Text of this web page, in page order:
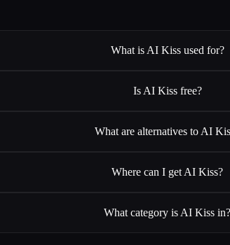
What is AI Kiss used for?
Is AI Kiss free?
What are alternatives to AI
Where can I get AI Kiss?
What category is AI Kiss in?